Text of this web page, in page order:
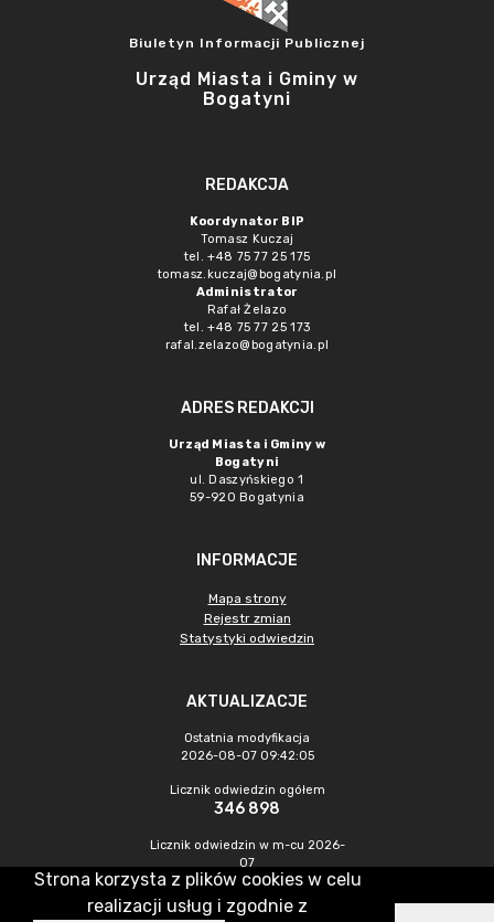
Biuletyn Informacji Publicznej
Urząd Miasta i Gminy w
Bogatyni
REDAKCJA
Koordynator BIP
Tomasz Kuczaj
tel. +48 75 77 25 175
tomasz.kuczaj@bogatynia.pl
Administrator
Rafał Żelazo
tel. +48 75 77 25 173
rafal.zelazo@bogatynia.pl
ADRES REDAKCJI
Urząd Miasta i Gminy w
Bogatyni
ul. Daszyńskiego 1
59-920 Bogatynia
INFORMACJE
Mapa strony
Rejestr zmian
Statystyki odwiedzin
AKTUALIZACJE
Ostatnia modyfikacja
2026-08-07 09:42:05
Licznik odwiedzin ogółem
346 898
Licznik odwiedzin w m-cu 2026-
07
1 289
Strona korzysta z plików cookies w celu
realizacji usług i zgodnie z